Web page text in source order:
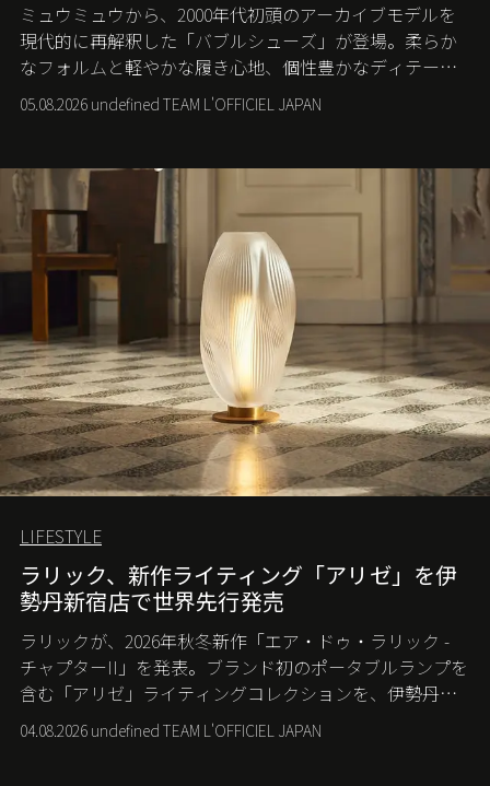
ミュウミュウから、2000年代初頭のアーカイブモデルを
現代的に再解釈した「バブルシューズ」が登場。柔らか
なフォルムと軽やかな履き心地、個性豊かなディテール
が、スポーツウェアの美学に新たな表情を添える。
05.08.2026 undefined TEAM L'OFFICIEL JAPAN
LIFESTYLE
ラリック、新作ライティング「アリゼ」を伊
勢丹新宿店で世界先行発売
ラリックが、2026年秋冬新作「エア・ドゥ・ラリック -
チャプターII」を発表。ブランド初のポータブルランプを
含む「アリゼ」ライティングコレクションを、伊勢丹新
宿店の期間限定ポップアップで世界に先駆けて発売す
る。
04.08.2026 undefined TEAM L'OFFICIEL JAPAN